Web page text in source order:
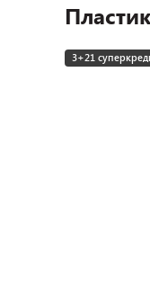
3+21